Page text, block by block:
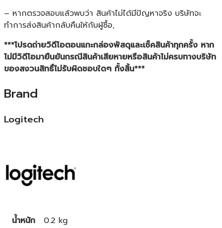
– หากตรวจสอบแล้วพบว่า สินค้าไม่ได้มีปัญหาจริง บริษัทจะ
ทำการส่งสินค้ากลับคืนให้กับผู้ซื้อ,
***โปรดถ่ายวิดีโอตอนแกะกล่องพัสดุและเช็คสินค้าทุกครั้ง หาก
ไม่มีวิดีโอมายืนยันกรณีสินค้าเสียหายหรือสินค้าไม่ครบทางบริษัท
ของสงวนสิทธิ์ไม่รับผิดชอบใดๆ ทั้งสิ้น***
Brand
Logitech
น้ำหนัก
0.2 kg